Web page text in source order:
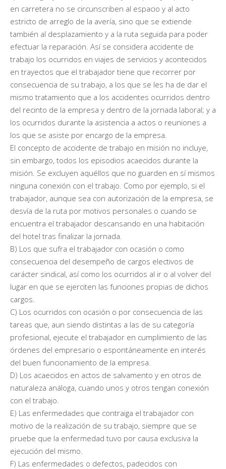
en carretera no se circunscriben al espacio y al acto
estricto de arreglo de la avería, sino que se extiende
también al desplazamiento y a la ruta seguida para poder
efectuar la reparación. Así se considera accidente de
trabajo los ocurridos en viajes de servicios y acontecidos
en trayectos que el trabajador tiene que recorrer por
consecuencia de su trabajo, a los que se les ha de dar el
mismo tratamiento que a los accidentes ocurridos dentro
del recinto de la empresa y dentro de la jornada laboral; y a
los ocurridos durante la asistencia a actos o reuniones a
los que se asiste por encargo de la empresa.
El concepto de accidente de trabajo en misión no incluye,
sin embargo, todos los episodios acaecidos durante la
misión. Se excluyen aquéllos que no guarden en sí mismos
ninguna conexión con el trabajo. Como por ejemplo, si el
trabajador, aunque sea con autorización de la empresa, se
desvía de la ruta por motivos personales o cuando se
encuentra el trabajador descansando en una habitación
del hotel tras finalizar la jornada.
B) Los que sufra el trabajador con ocasión o como
consecuencia del desempeño de cargos electivos de
carácter sindical, así como los ocurridos al ir o al volver del
lugar en que se ejerciten las funciones propias de dichos
cargos.
C) Los ocurridos con ocasión o por consecuencia de las
tareas que, aun siendo distintas a las de su categoría
profesional, ejecute el trabajador en cumplimiento de las
órdenes del empresario o espontáneamente en interés
del buen funcionamiento de la empresa.
D) Los acaecidos en actos de salvamento y en otros de
naturaleza análoga, cuando unos y otros tengan conexión
con el trabajo.
E) Las enfermedades que contraiga el trabajador con
motivo de la realización de su trabajo, siempre que se
pruebe que la enfermedad tuvo por causa exclusiva la
ejecución del mismo.
F) Las enfermedades o defectos, padecidos con